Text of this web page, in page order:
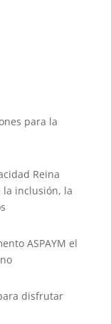
para la
Reina
la inclusión, la
ASPAYM el
disfrutar